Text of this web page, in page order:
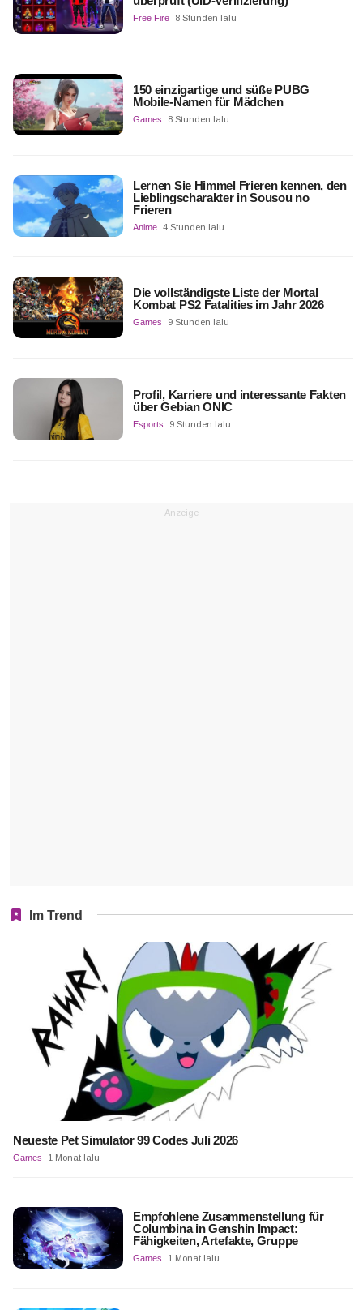
Free Fire 8 Stunden lalu
150 einzigartige und süße PUBG
Mobile-Namen für Mädchen
Games 8 Stunden lalu
Lernen Sie Himmel Frieren kennen, den
Lieblingscharakter in Sousou no
Frieren
Anime 4 Stunden lalu
Die vollständigste Liste der Mortal
Kombat PS2 Fatalities im Jahr 2026
Games 9 Stunden lalu
Profil, Karriere und interessante Fakten
über Gebian ONIC
Esports 9 Stunden lalu
Anzeige
Im Trend
Neueste Pet Simulator 99 Codes Juli 2026
Games 1 Monat lalu
Empfohlene Zusammenstellung für
Columbina in Genshin Impact:
Fähigkeiten, Artefakte, Gruppe
Games 1 Monat lalu